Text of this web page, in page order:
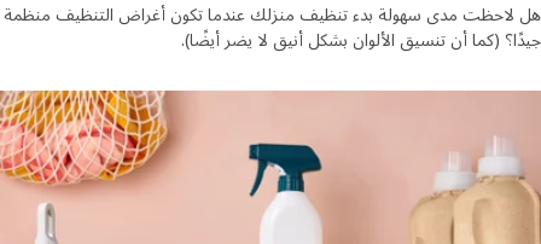
مدى سهولة بدء تنظيف منزلك عندما تكون أغراض التنظيف منظمة
(كما أن تنسيق الألوان بشكل أنيق لا يضر أيضًا).